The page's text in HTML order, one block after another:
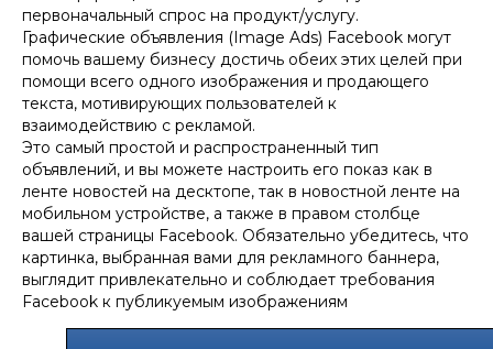
первоначальный спрос на продукт/услугу.
Графические объявления (Image Ads) Facebook могут
помочь вашему бизнесу достичь обеих этих целей при
помощи всего одного изображения и продающего
текста, мотивирующих пользователей к
взаимодействию с рекламой.
Это самый простой и распространенный тип
объявлений, и вы можете настроить его показ как в
ленте новостей на десктопе, так в новостной ленте на
мобильном устройстве, а также в правом столбце
вашей страницы Facebook. Обязательно убедитесь, что
картинка, выбранная вами для рекламного баннера,
выглядит привлекательно и соблюдает требования
Facebook к публикуемым изображениям